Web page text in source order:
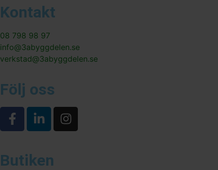
Kontakt
08 798 98 97
info@3abyggdelen.se
verkstad@3abyggdelen.se
Följ oss
Butiken